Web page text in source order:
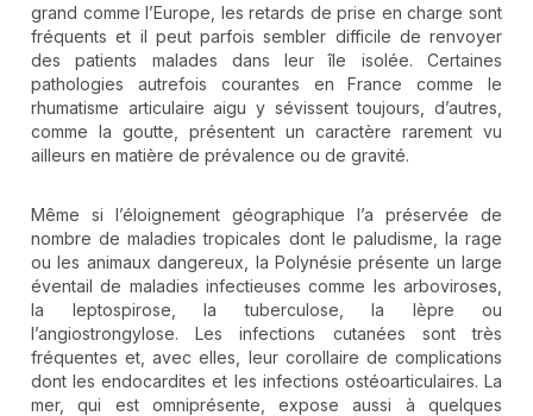
grand comme l’Europe, les retards de prise en charge sont
fréquents et il peut parfois sembler difficile de renvoyer
des patients malades dans leur île isolée. Certaines
pathologies autrefois courantes en France comme le
rhumatisme articulaire aigu y sévissent toujours, d’autres,
comme la goutte, présentent un caractère rarement vu
ailleurs en matière de prévalence ou de gravité.
Même si l’éloignement géographique l’a préservée de
nombre de maladies tropicales dont le paludisme, la rage
ou les animaux dangereux, la Polynésie présente un large
éventail de maladies infectieuses comme les arboviroses,
la leptospirose, la tuberculose, la lèpre ou
l’angiostrongylose. Les infections cutanées sont très
fréquentes et, avec elles, leur corollaire de complications
dont les endocardites et les infections ostéoarticulaires. La
mer, qui est omniprésente, expose aussi à quelques